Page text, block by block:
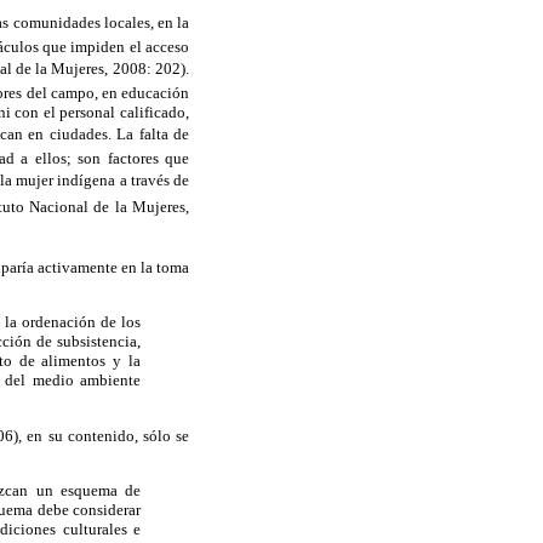
comunidades locales, en la
que impiden el acceso
de la Mujeres, 2008: 202).
del campo, en educación
con el personal calificado,
en ciudades. La falta de
a ellos; son factores que
mujer indígena a través de
Nacional de la Mujeres,
activamente en la toma
ordenación de los
de subsistencia,
de alimentos y la
medio ambiente
en su contenido, sólo se
un esquema de
debe considerar
culturales e